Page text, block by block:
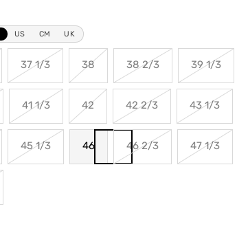
US CM UK
37 1/3 38 38 2/3 39 1/3
41 1/3 42 42 2/3 43 1/3
45 1/3 46 46 2/3 47 1/3